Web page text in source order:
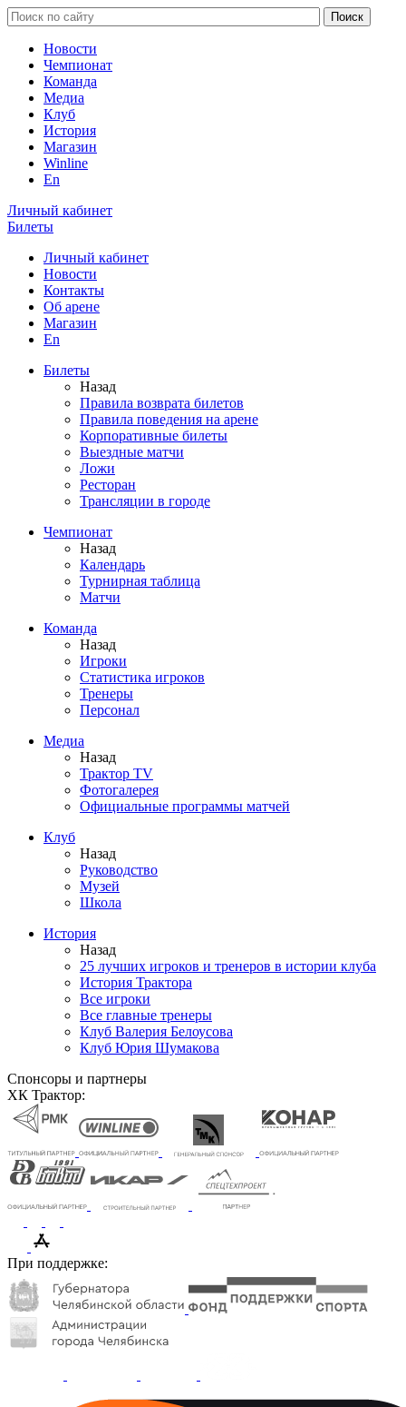
Новости
Чемпионат
Команда
Медиа
Клуб
История
Магазин
Winline
En
Личный кабинет
Билеты
Личный кабинет
Новости
Контакты
Об арене
Магазин
En
Билеты
Назад
Правила возврата билетов
Правила поведения на арене
Корпоративные билеты
Выездные матчи
Ложи
Ресторан
Трансляции в городе
Чемпионат
Назад
Календарь
Турнирная таблица
Матчи
Команда
Назад
Игроки
Статистика игроков
Тренеры
Персонал
Медиа
Назад
Трактор TV
Фотогалерея
Официальные программы матчей
Клуб
Назад
Руководство
Музей
Школа
История
Назад
25 лучших игроков и тренеров в истории клуба
История Трактора
Все игроки
Все главные тренеры
Клуб Валерия Белоусова
Клуб Юрия Шумакова
Спонсоры и партнеры
ХК Трактор:
При поддержке: